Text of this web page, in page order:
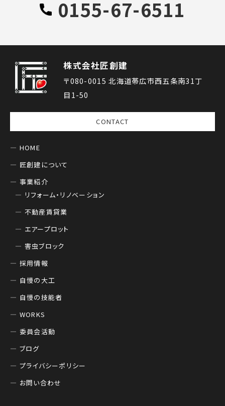
0155-67-6511
株式会社匠創建
〒080-0015 北海道帯広市西五条南31丁
目1-50
CONTACT
HOME
匠創建について
事業紹介
リフォーム・リノベーション
不動産賃貸業
エアープロット
害虫ブロック
採用情報
自慢の大工
自慢の技能者
WORKS
委員会活動
ブログ
プライバシーポリシー
お問い合わせ